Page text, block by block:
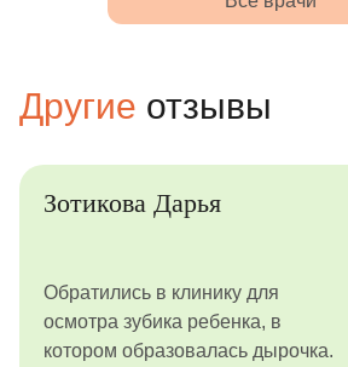
Другие отзывы
Зотикова Дарья
Обратились в клинику для
осмотра зубика ребенка, в
котором образовалась дырочка.